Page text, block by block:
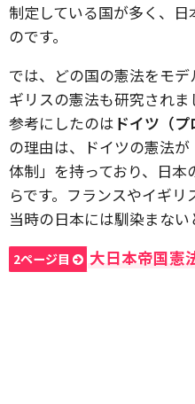
制定している国が多く、
のです。
では、どの国の憲法をモ
ギリスの憲法も研究され
参考にしたのは ドイツ（
の理由は、ドイツの憲法
体制」を持っており、日
らです。フランスやイギリ
当時の日本には馴染まない
2ページ目 大日本帝国憲